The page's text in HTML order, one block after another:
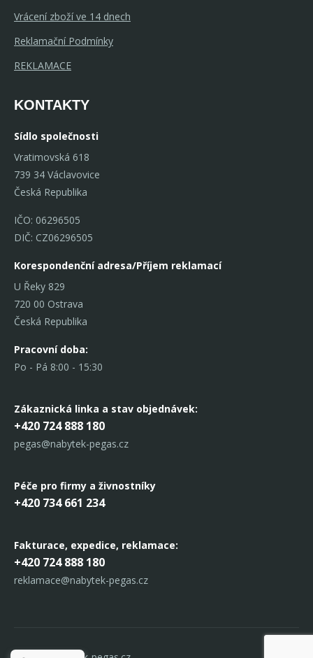
Vrácení zboží ve 14 dnech
Reklamační Podmínky
REKLAMACE
KONTAKTY
Sídlo společnosti
Vratimovská 618
739 34 Václavovice
Česká Republika
IČO: 06296505
DIČ: CZ06296505
Korespondenční adresa/Příjem reklamací
U Řeky 829
720 00 Ostrava
Česká Republika
Pracovní doba:
Po - Pá 8:00 - 15:30
Zákaznická linka a stav objednávek:
+420 724 888 180
pegas@nabytek-pegas.cz
Péče pro firmy a živnostníky
+420 734 661 234
Fakturace, expedice, reklamace:
+420 724 888 180
reklamace@nabytek-pegas.cz